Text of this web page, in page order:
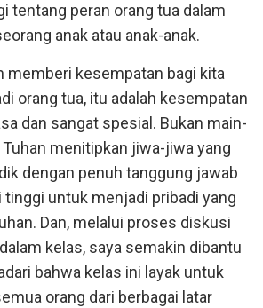
tentang peran orang tua dalam
anak atau anak-anak.
memberi kesempatan bagi kita
orang tua, itu adalah kesempatan
dan sangat spesial. Bukan main-
menitipkan jiwa-jiwa yang
dengan penuh tanggung jawab
tinggi untuk menjadi pribadi yang
Dan, melalui proses diskusi
kelas, saya semakin dibantu
bahwa kelas ini layak untuk
orang dari berbagai latar